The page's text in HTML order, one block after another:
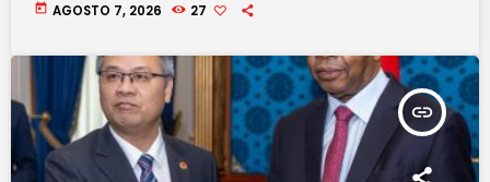
today AGOSTO 7, 2026 27
insert_link